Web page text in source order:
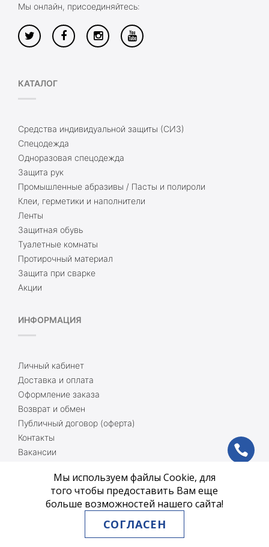
Мы онлайн, присоединяйтесь:
КАТАЛОГ
Средства индивидуальной защиты (СИЗ)
Спецодежда
Одноразовая спецодежда
Защита рук
Промышленные абразивы / Пасты и полироли
Клеи, герметики и наполнители
Ленты
Защитная обувь
Туалетные комнаты
Протирочный материал
Защита при сварке
Акции
ИНФОРМАЦИЯ
Личный кабинет
Доставка и оплата
Оформление заказа
Возврат и обмен
Публичный договор (оферта)
Контакты
Вакансии
Карта сайта
Связаться с нами
ph
Мы используем файлы Cookie, для
того чтобы предоставить Вам еще
больше возможностей нашего сайта!
СОГЛАСЕН